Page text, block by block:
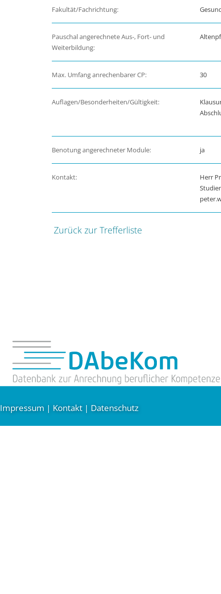
Fakultät/Fachrichtung:
Pauschal angerechnete Aus-, Fort- und
Weiterbildung:
Max. Umfang anrechenbarer CP: 30
Auflagen/Besonderheiten/Gültigkeit:
Benotung angerechneter Module: ja
Kontakt:
Herr
Zurück zur Trefferliste
Impressum | Kontakt | Datenschutz